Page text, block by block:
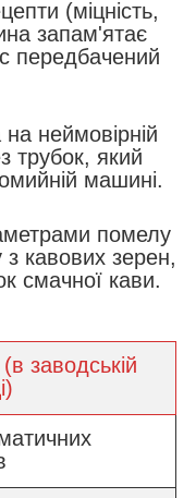
(міцність,
запам'ятає
передбачений
неймовірній
трубок, який
машині.
помелу
кавових зерен,
смачної кави.
заводській